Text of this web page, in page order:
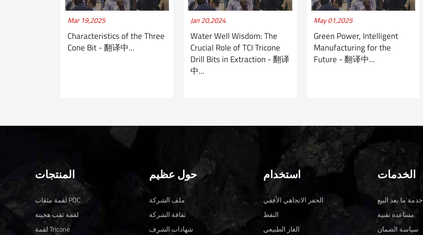
Mar 19,2025
Characteristics of the Three
Cone Bit - 翻译中...
Jan 20,2024
Water Well Wisdom: The
Crucial Role of TCI Tricone
Drill Bits in Extraction - 翻译
中...
May 01,2025
Green Power, Intelligent
Manufacturing for the
Future - 翻译中...
المنتجات
لقمة مثقاب PDC
لقمة ثقب هجينة
لقمة Tricone
حول عظيم
ملف الشركة
ثقافة الشركة
شهادات الشرف
استخدام
الحفر الاتجاهي الأفقي
النفط
الغاز الطبيعي
الخدمات
خدمة ما بعد البيع
مساعدة تقنية
سياسة الضمان